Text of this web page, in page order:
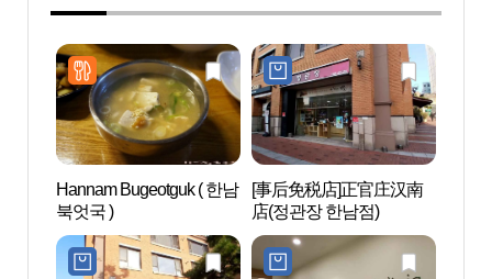
Hannam Bugeotguk ( 한남
북엇국 )
[事后免税店]正官庄汉南
店(정관장 한남점)